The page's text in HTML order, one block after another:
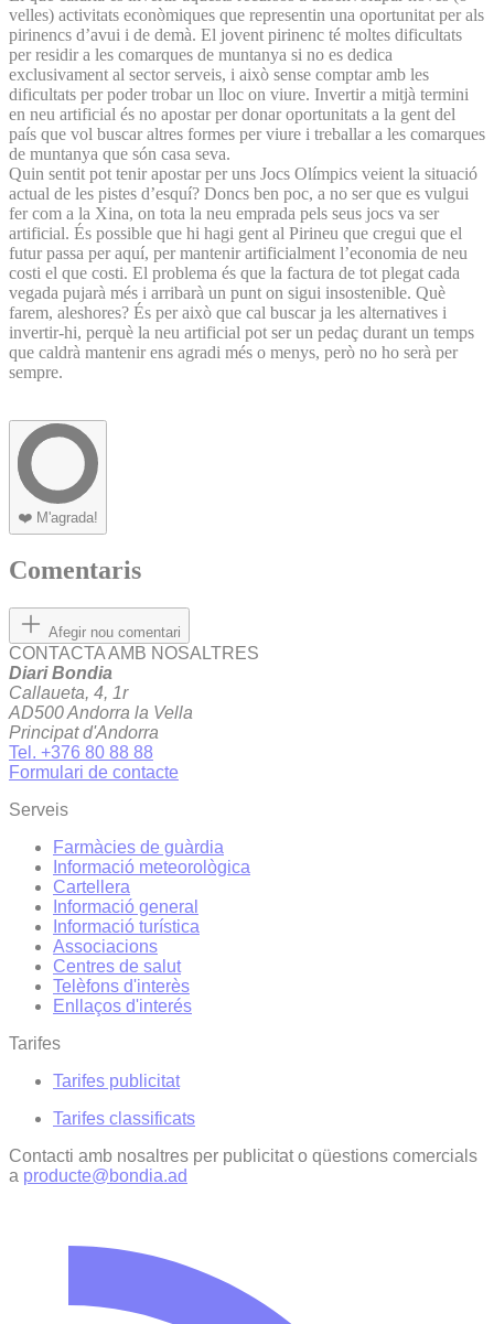
velles) activitats econòmiques que representin una oportunitat per als
pirinencs d’avui i de demà. El jovent pirinenc té moltes dificultats
per residir a les comarques de muntanya si no es dedica
exclusivament al sector serveis, i això sense comptar amb les
dificultats per poder trobar un lloc on viure. Invertir a mitjà termini
en neu artificial és no apostar per donar oportunitats a la gent del
país que vol buscar altres formes per viure i treballar a les comarques
de muntanya que són casa seva.
Quin sentit pot tenir apostar per uns Jocs Olímpics veient la situació
actual de les pistes d’esquí? Doncs ben poc, a no ser que es vulgui
fer com a la Xina, on tota la neu emprada pels seus jocs va ser
artificial. És possible que hi hagi gent al Pirineu que cregui que el
futur passa per aquí, per mantenir artificialment l’economia de neu
costi el que costi. El problema és que la factura de tot plegat cada
vegada pujarà més i arribarà un punt on sigui insostenible. Què
farem, aleshores? És per això que cal buscar ja les alternatives i
invertir-hi, perquè la neu artificial pot ser un pedaç durant un temps
que caldrà mantenir ens agradi més o menys, però no ho serà per
sempre.
❤️ M'agrada!
Comentaris
Afegir nou comentari
CONTACTA AMB NOSALTRES
Diari Bondia
Callaueta, 4, 1r
AD500 Andorra la Vella
Principat d'Andorra
Tel. +376 80 88 88
Formulari de contacte
Serveis
Farmàcies de guàrdia
Informació meteorològica
Cartellera
Informació general
Informació turística
Associacions
Centres de salut
Telèfons d'interès
Enllaços d'interés
Tarifes
Tarifes publicitat
Tarifes classificats
Contacti amb nosaltres per publicitat o qüestions comercials
a producte@bondia.ad